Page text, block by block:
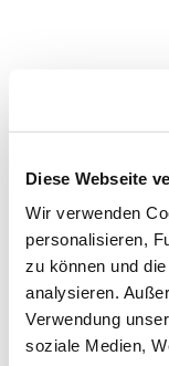
Diese Webseite
Wir verwenden
personalisieren,
zu können und
analysieren.
Verwendung
soziale Medien,